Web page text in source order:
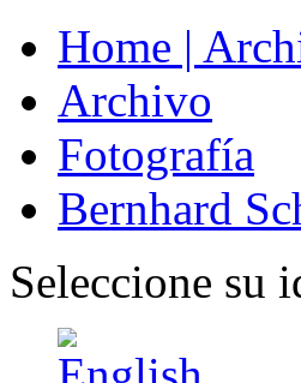
Home |
Archivo
Fotografía
Bernhard
Seleccione su